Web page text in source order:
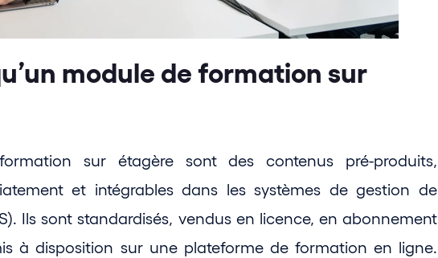
module de formation sur
sur étagère sont des contenus pré-produits,
et intégrables dans les systèmes de gestion de
Ils sont standardisés, vendus en licence, en abonnement
à disposition sur une plateforme de formation en ligne.